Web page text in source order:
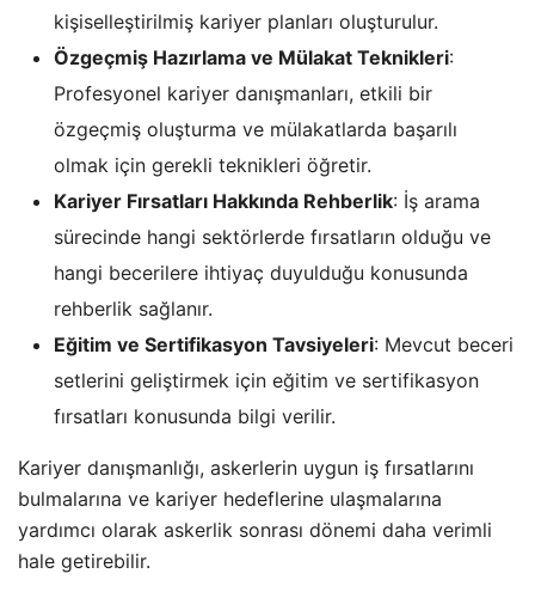
kişiselleştirilmiş kariyer planları oluşturulur.
Özgeçmiş Hazırlama ve Mülakat Teknikleri:
Profesyonel kariyer danışmanları, etkili bir
özgeçmiş oluşturma ve mülakatlarda başarılı
olmak için gerekli teknikleri öğretir.
Kariyer Fırsatları Hakkında Rehberlik: İş arama
sürecinde hangi sektörlerde fırsatların olduğu ve
hangi becerilere ihtiyaç duyulduğu konusunda
rehberlik sağlanır.
Eğitim ve Sertifikasyon Tavsiyeleri: Mevcut beceri
setlerini geliştirmek için eğitim ve sertifikasyon
fırsatları konusunda bilgi verilir.
Kariyer danışmanlığı, askerlerin uygun iş fırsatlarını
bulmalarına ve kariyer hedeflerine ulaşmalarına
yardımcı olarak askerlik sonrası dönemi daha verimli
hale getirebilir.